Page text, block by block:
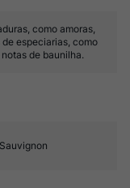
como amoras,
especiarias, como
de baunilha.